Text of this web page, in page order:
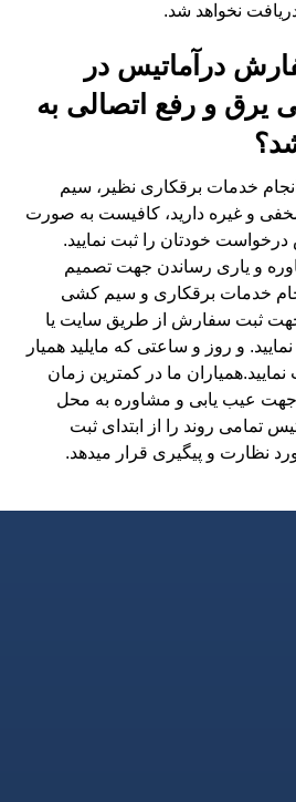
نخواهد شد.
درآماتیس در
یرق و رفع اتصالی به
خدمات برقکاری نظیر، سیم
و غیره دارید، کافیست به صورت
درخواست خودتان را ثبت نمایید.
و یاری رساندن جهت تصمیم
خدمات برقکاری و سیم کشی
ثبت سفارش از طریق سایت یا
و روز و ساعتی که مایلید همیار
نمایید.همیاران ما در کمترین زمان
عیب یابی و مشاوره به محل
تمامی روند را از ابتدای ثبت
نظارت و پیگیری قرار میدهد.